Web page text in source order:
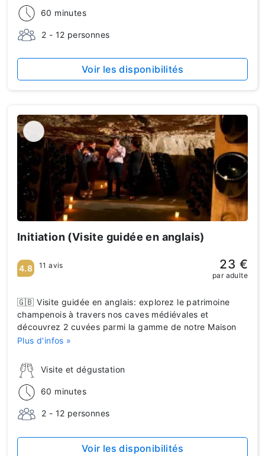
60 minutes
2 - 12 personnes
Voir les disponibilités
Initiation (Visite guidée en anglais)
Visite et dégustation
60 minutes
2 - 12 personnes
🇬🇧 Visite guidée en anglais: explorez le patrimoine
champenois à travers nos caves médiévales et
découvrez 2 cuvées parmi la gamme de notre Maison
Plus d'infos »
4.8 11 avis 23 €
par adulte
Voir les disponibilités